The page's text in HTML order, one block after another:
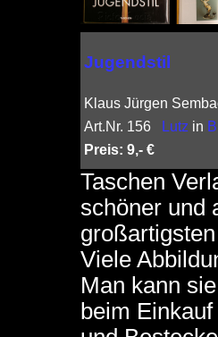
Jugendstil
Klaus Jürgen
Art.Nr. 156
Lutz in
Preis: 9,- €
Taschen
schöner und
Viele
Man kann
beim